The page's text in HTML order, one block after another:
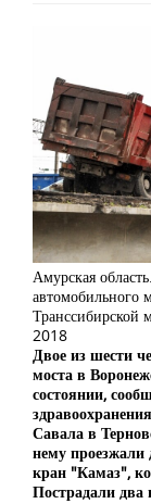
Амурская
автомобильного
Транссибирской
2018
Двое из шести
моста в
состоянии,
Савала в
нему проезжали
кран "Камаз",
Пострадали два